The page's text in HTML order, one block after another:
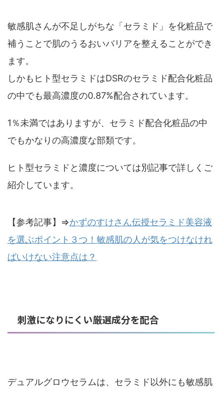
敏感肌さんが不足しがちな「セラミド」を化粧品で
補うことで肌のうるおいバリアを整えることができ
ます。
しかもヒト型セラミドはDSRのセラミド配合化粧品
の中でも最高濃度の0.87%配合されています。
1％未満ではありますが、セラミド配合化粧品の中
でもかなりの高濃度な部類です。
ヒト型セラミドと濃度については別記事で詳しくご
紹介しています。
【参考記事】⇒かずのすけさん伝授セラミド美容液
を選ぶポイント３つ！敏感肌の人が気をつけなけれ
ばいけない注意点は？
刺激になりにくい厳選成分を配合
デュアルグロウセラムは、セラミド以外にも敏感肌